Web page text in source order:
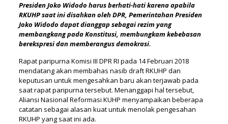
Presiden Joko Widodo harus berhati-hati karena apabila
RKUHP saat ini disahkan oleh DPR, Pemerintahan Presiden
Joko Widodo dapat dianggap sebagai rezim yang
membangkang pada Konstitusi, membungkam kebebasan
berekspresi dan memberangus demokrasi.
Rapat paripurna Komisi III DPR RI pada 14 Februari 2018
mendatang akan membahas nasib draft RKUHP dan
keputusan untuk mengesahkan baru akan terjawab pada
saat rapat paripurna tersebut. Menanggapi hal tersebut,
Aliansi Nasional Reformasi KUHP menyampaikan beberapa
catatan sebagai alasan kuat untuk menolak pengesahan
RKUHP yang saat ini ada.